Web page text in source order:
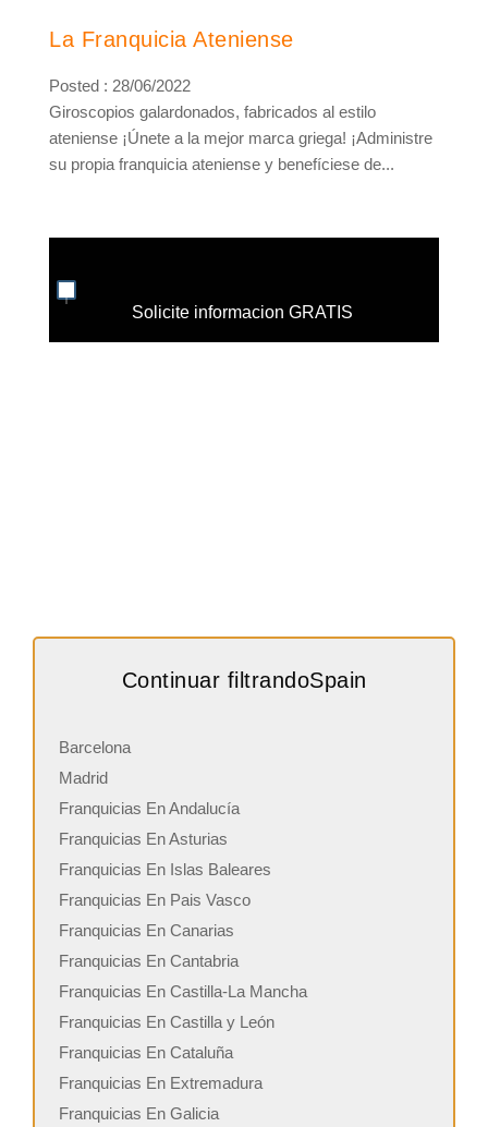
La Franquicia Ateniense
Posted : 28/06/2022
Giroscopios galardonados, fabricados al estilo
ateniense ¡Únete a la mejor marca griega! ¡Administre
su propia franquicia ateniense y benefíciese de...
Solicite informacion GRATIS
Continuar filtrandoSpain
Barcelona
Madrid
Franquicias En Andalucía
Franquicias En Asturias
Franquicias En Islas Baleares
Franquicias En Pais Vasco
Franquicias En Canarias
Franquicias En Cantabria
Franquicias En Castilla-La Mancha
Franquicias En Castilla y León
Franquicias En Cataluña
Franquicias En Extremadura
Franquicias En Galicia